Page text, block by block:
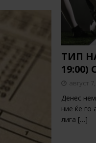
ТИП
август
Денес
ние ќе го
лига […]